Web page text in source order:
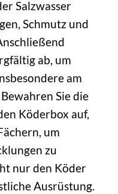
Salzwasser
Schmutz und
ab, um
am
Sie die
Köderbox auf,
um
zu
nur den Köder
Ausrüstung.